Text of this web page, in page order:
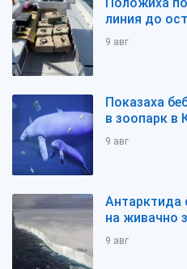
линия до
9 авг
Показаха
в зоопарк в
9 авг
Антарктида
на живачно
9 авг